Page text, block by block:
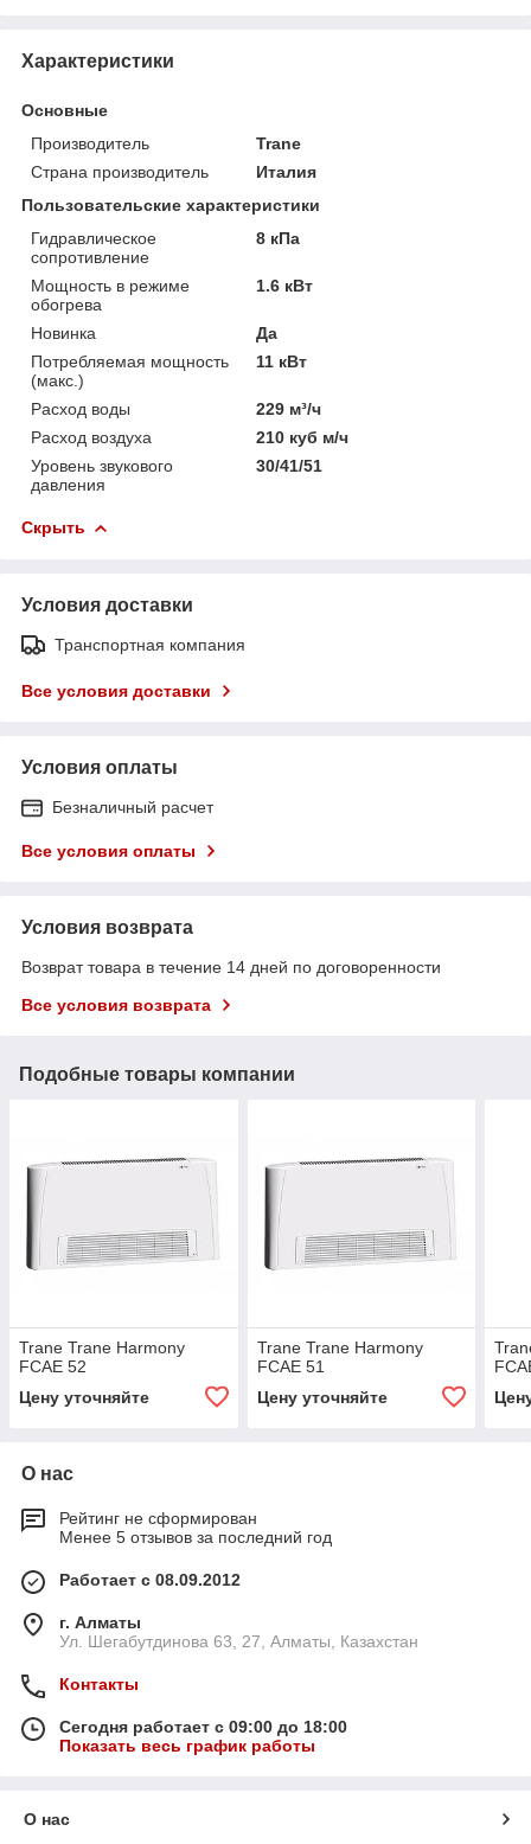
Характеристики
Основные
Производитель
Trane
Страна производитель
Италия
Пользовательские характеристики
Гидравлическое
сопротивление
8 кПа
Мощность в режиме
обогрева
1.6 кВт
Новинка
Да
Потребляемая мощность
(макс.)
11 кВт
Расход воды
229 м³/ч
Расход воздуха
210 куб м/ч
Уровень звукового
давления
30/41/51
Скрыть
Условия доставки
Транспортная компания
Все условия доставки
Условия оплаты
Безналичный расчет
Все условия оплаты
Условия возврата
Возврат товара в течение 14 дней по договоренности
Все условия возврата
Подобные товары компании
Trane Trane Harmony
FCAE 52
Цену уточняйте
Trane Trane Harmony
FCAE 51
Цену уточняйте
О нас
Рейтинг не сформирован
Менее 5 отзывов за последний год
Работает с 08.09.2012
г. Алматы
Ул. Шегабутдинова 63, 27, Алматы, Казахстан
Контакты
Сегодня работает с 09:00 до 18:00
Показать весь график работы
О нас